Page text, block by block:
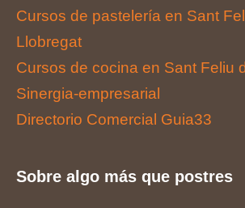
Cursos de pastelería en Sant
Llobregat
Cursos de cocina en Sant Feliu
Sinergia-empresarial
Directorio Comercial Guia33
Sobre algo más que postres